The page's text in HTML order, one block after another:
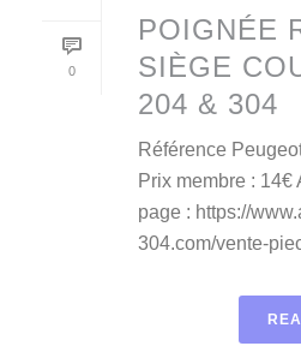
0
POIGNÉE
SIÈGE
204 & 304
Référence
Prix membre : 14€
page : https://
304.com/vente-